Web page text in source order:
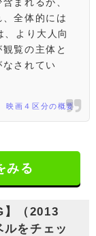
まれるが、
全体的には
より大人向
覧の主体と
されてい
映画４区分の概要
みる
】（2013
をチェッ